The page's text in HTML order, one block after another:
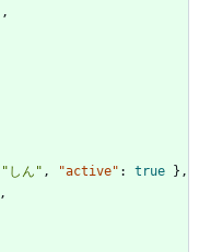
,
"しん" , "active" : true } ,
,